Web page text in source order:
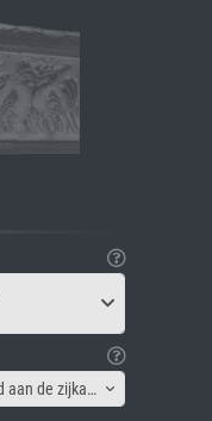
Canvas lijst - Afbeelding gespiegeld aan de zijkant